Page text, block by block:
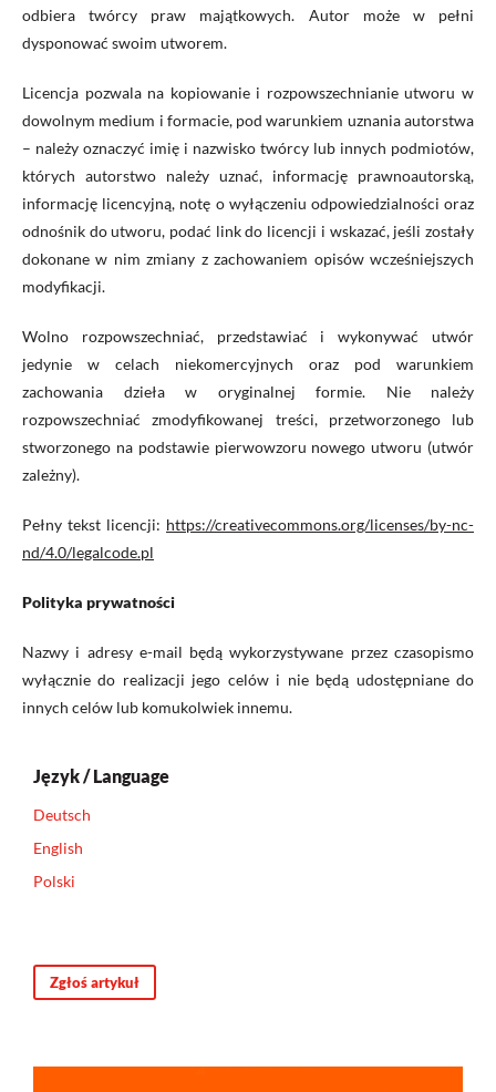
odbiera twórcy praw majątkowych. Autor może w pełni
dysponować swoim utworem.
Licencja pozwala na kopiowanie i rozpowszechnianie utworu w
dowolnym medium i formacie, pod warunkiem uznania autorstwa
– należy oznaczyć imię i nazwisko twórcy lub innych podmiotów,
których autorstwo należy uznać, informację prawnoautorską,
informację licencyjną, notę o wyłączeniu odpowiedzialności oraz
odnośnik do utworu, podać link do licencji i wskazać, jeśli zostały
dokonane w nim zmiany z zachowaniem opisów wcześniejszych
modyfikacji.
Wolno rozpowszechniać, przedstawiać i wykonywać utwór
jedynie w celach niekomercyjnych oraz pod warunkiem
zachowania dzieła w oryginalnej formie. Nie należy
rozpowszechniać zmodyfikowanej treści, przetworzonego lub
stworzonego na podstawie pierwowzoru nowego utworu (utwór
zależny).
Pełny tekst licencji: https://creativecommons.org/licenses/by-nc-
nd/4.0/legalcode.pl
Polityka prywatności
Nazwy i adresy e-mail będą wykorzystywane przez czasopismo
wyłącznie do realizacji jego celów i nie będą udostępniane do
innych celów lub komukolwiek innemu.
Język / Language
Deutsch
English
Polski
Zgłoś artykuł